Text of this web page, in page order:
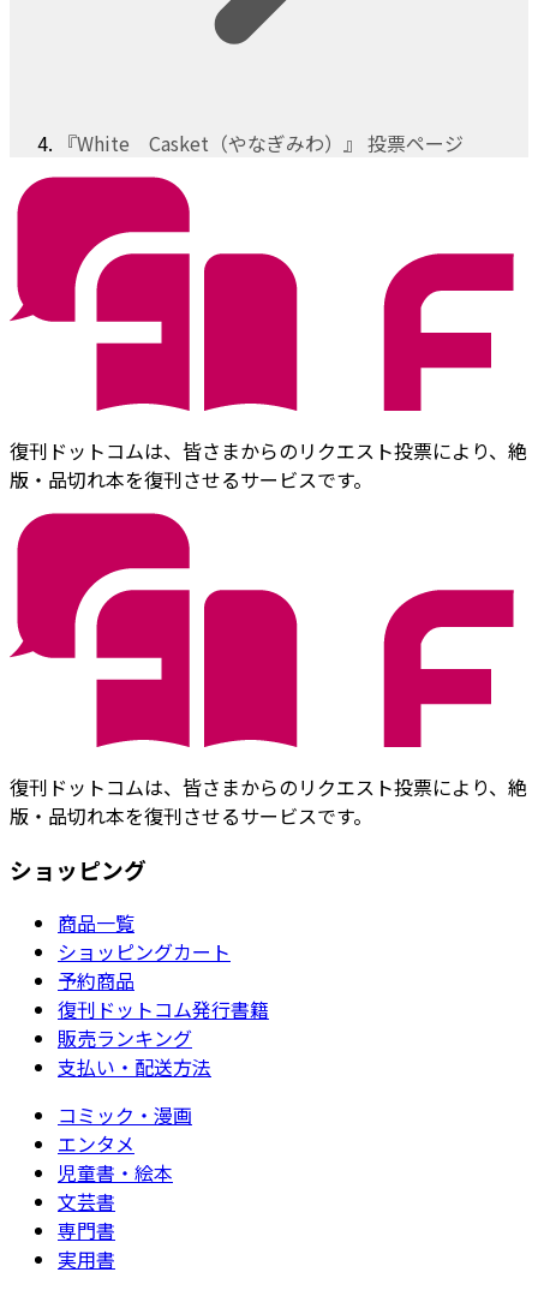
『White Casket（やなぎみわ）』 投票ページ
復刊ドットコムは、皆さまからのリクエスト投票により、絶
版・品切れ本を復刊させるサービスです。
復刊ドットコムは、皆さまからのリクエスト投票により、絶
版・品切れ本を復刊させるサービスです。
ショッピング
商品一覧
ショッピングカート
予約商品
復刊ドットコム発行書籍
販売ランキング
支払い・配送方法
コミック・漫画
エンタメ
児童書・絵本
文芸書
専門書
実用書